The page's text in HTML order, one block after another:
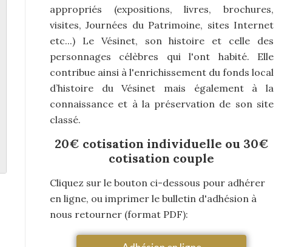
appropriés (expositions, livres, brochures,
visites, Journées du Patrimoine, sites Internet
etc...) Le Vésinet, son histoire et celle des
personnages célèbres qui l'ont habité. Elle
contribue ainsi à l'enrichissement du fonds local
d’histoire du Vésinet mais également à la
connaissance et à la préservation de son site
classé.
20€ cotisation individuelle ou 30€
cotisation couple
Cliquez sur le bouton ci-dessous pour adhérer
en ligne, ou imprimer le bulletin d'adhésion à
nous retourner (format PDF):